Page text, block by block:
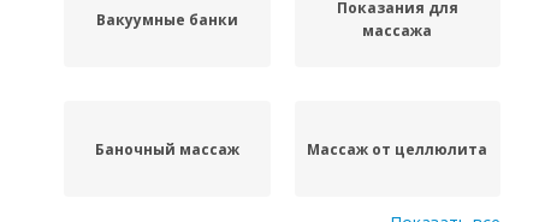
Вакуумные банки
Показания для
массажа
Баночный массаж Массаж от целлюлита